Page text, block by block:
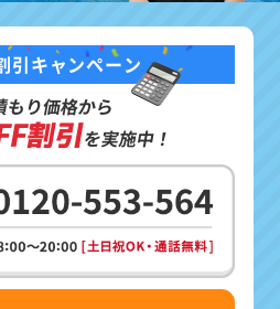
引キャンペーン
もり価格から
割引を実施中！